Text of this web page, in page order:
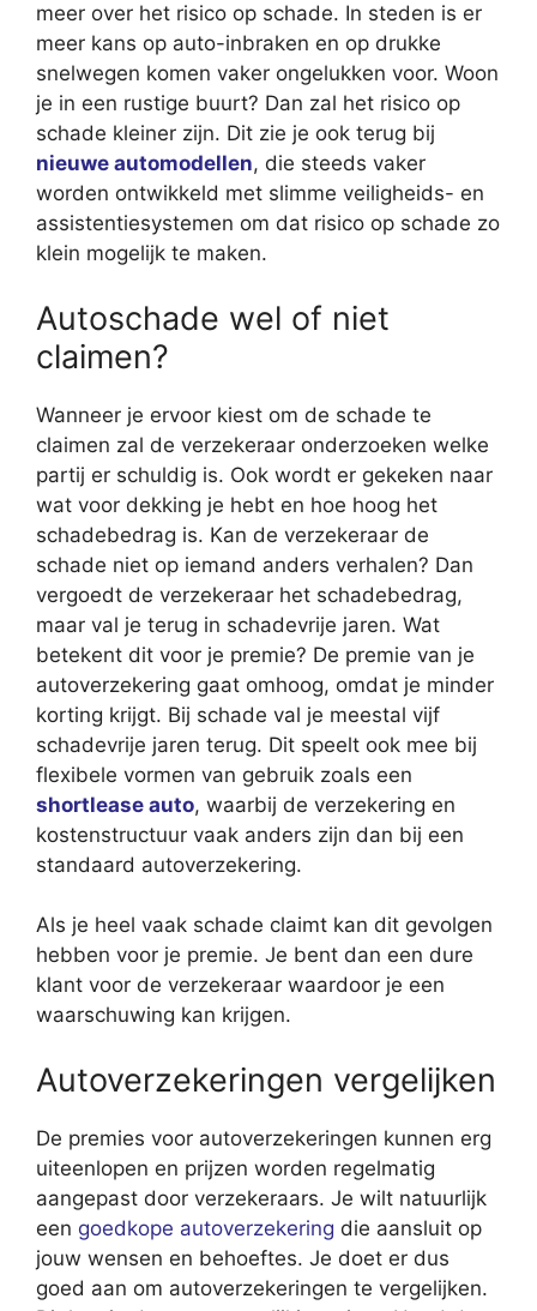
meer over het risico op schade. In steden is er
meer kans op auto-inbraken en op drukke
snelwegen komen vaker ongelukken voor. Woon
je in een rustige buurt? Dan zal het risico op
schade kleiner zijn. Dit zie je ook terug bij
nieuwe automodellen, die steeds vaker
worden ontwikkeld met slimme veiligheids- en
assistentiesystemen om dat risico op schade zo
klein mogelijk te maken.
Autoschade wel of niet
claimen?
Wanneer je ervoor kiest om de schade te
claimen zal de verzekeraar onderzoeken welke
partij er schuldig is. Ook wordt er gekeken naar
wat voor dekking je hebt en hoe hoog het
schadebedrag is. Kan de verzekeraar de
schade niet op iemand anders verhalen? Dan
vergoedt de verzekeraar het schadebedrag,
maar val je terug in schadevrije jaren. Wat
betekent dit voor je premie? De premie van je
autoverzekering gaat omhoog, omdat je minder
korting krijgt. Bij schade val je meestal vijf
schadevrije jaren terug. Dit speelt ook mee bij
flexibele vormen van gebruik zoals een
shortlease auto, waarbij de verzekering en
kostenstructuur vaak anders zijn dan bij een
standaard autoverzekering.
Als je heel vaak schade claimt kan dit gevolgen
hebben voor je premie. Je bent dan een dure
klant voor de verzekeraar waardoor je een
waarschuwing kan krijgen.
Autoverzekeringen vergelijken
De premies voor autoverzekeringen kunnen erg
uiteenlopen en prijzen worden regelmatig
aangepast door verzekeraars. Je wilt natuurlijk
een goedkope autoverzekering die aansluit op
jouw wensen en behoeftes. Je doet er dus
goed aan om autoverzekeringen te vergelijken.